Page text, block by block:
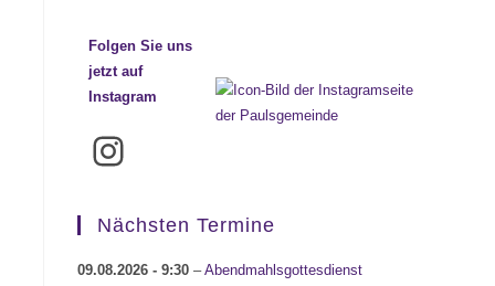
Folgen Sie uns
jetzt auf
Instagram
Instagram
Nächsten Termine
09.08.2026 - 9:30 –Abendmahlsgottesdienst